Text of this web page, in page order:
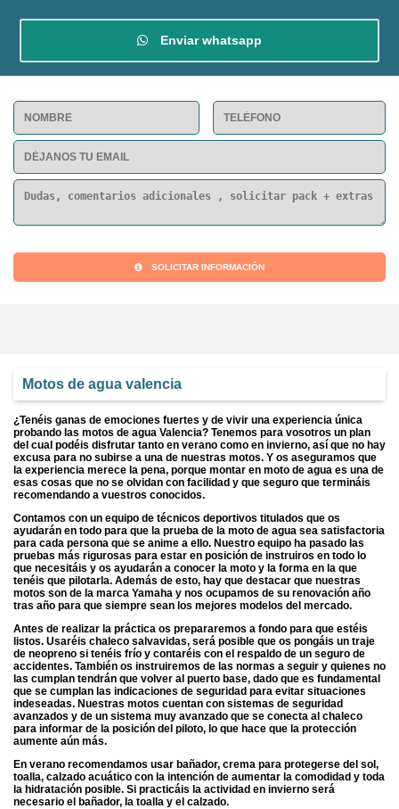
Enviar whatsapp
SOLICITAR INFORMACIÓN
Motos de agua valencia
¿Tenéis ganas de emociones fuertes y de vivir una experiencia única
probando las motos de agua Valencia? Tenemos para vosotros un plan
del cual podéis disfrutar tanto en verano como en invierno, así que no hay
excusa para no subirse a una de nuestras motos. Y os aseguramos que
la experiencia merece la pena, porque montar en moto de agua es una de
esas cosas que no se olvidan con facilidad y que seguro que termináis
recomendando a vuestros conocidos.
Contamos con un equipo de técnicos deportivos titulados que os
ayudarán en todo para que la prueba de la moto de agua sea satisfactoria
para cada persona que se anime a ello. Nuestro equipo ha pasado las
pruebas más rigurosas para estar en posición de instruiros en todo lo
que necesitáis y os ayudarán a conocer la moto y la forma en la que
tenéis que pilotarla. Además de esto, hay que destacar que nuestras
motos son de la marca Yamaha y nos ocupamos de su renovación año
tras año para que siempre sean los mejores modelos del mercado.
Antes de realizar la práctica os prepararemos a fondo para que estéis
listos. Usaréis chaleco salvavidas, será posible que os pongáis un traje
de neopreno si tenéis frío y contaréis con el respaldo de un seguro de
accidentes. También os instruiremos de las normas a seguir y quienes no
las cumplan tendrán que volver al puerto base, dado que es fundamental
que se cumplan las indicaciones de seguridad para evitar situaciones
indeseadas. Nuestras motos cuentan con sistemas de seguridad
avanzados y de un sistema muy avanzado que se conecta al chaleco
para informar de la posición del piloto, lo que hace que la protección
aumente aún más.
En verano recomendamos usar bañador, crema para protegerse del sol,
toalla, calzado acuático con la intención de aumentar la comodidad y toda
la hidratación posible. Si practicáis la actividad en invierno será
necesario el bañador, la toalla y el calzado.